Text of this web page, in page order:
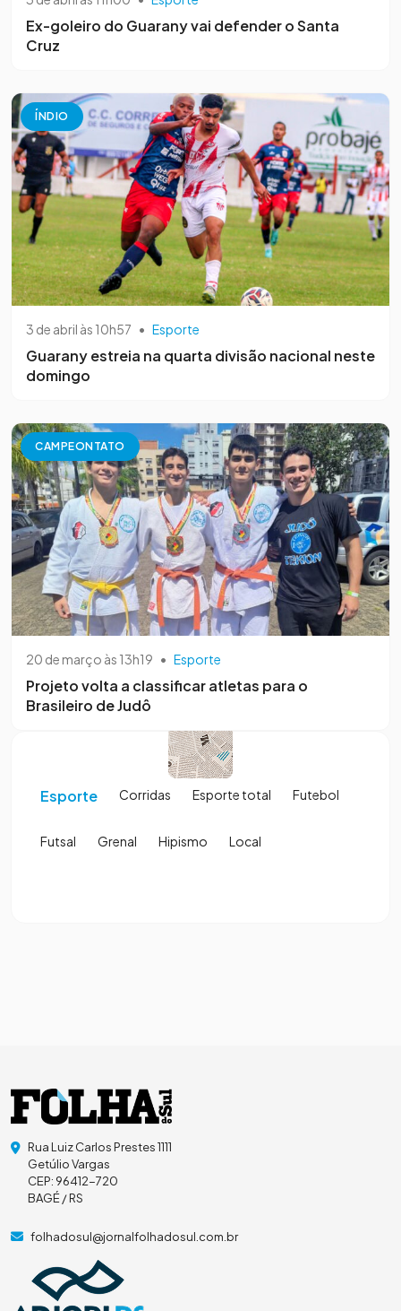
Ex-goleiro do Guarany vai defender o Santa
Cruz
ÍNDIO
3 de abril às 10h57 • Esporte
Guarany estreia na quarta divisão nacional neste
domingo
CAMPEONTATO
20 de março às 13h19 • Esporte
Projeto volta a classificar atletas para o
Brasileiro de Judô
Esporte Corridas Esporte total Futebol
Futsal Grenal Hipismo Local
Rua Luiz Carlos Prestes 1111
Getúlio Vargas
CEP: 96412-720
BAGÉ / RS
folhadosul@jornalfolhadosul.com.br